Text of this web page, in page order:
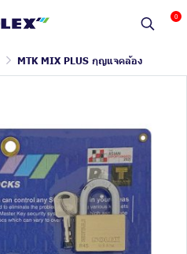
0
MTK MIX PLUS กุญแจคล้อง